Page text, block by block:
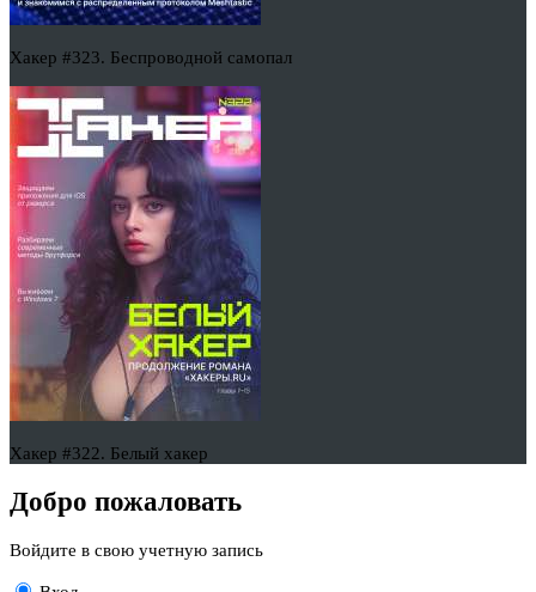
Хакер #323. Беспроводной самопал
Хакер #322. Белый хакер
Добро пожаловать
Войдите в свою учетную запись